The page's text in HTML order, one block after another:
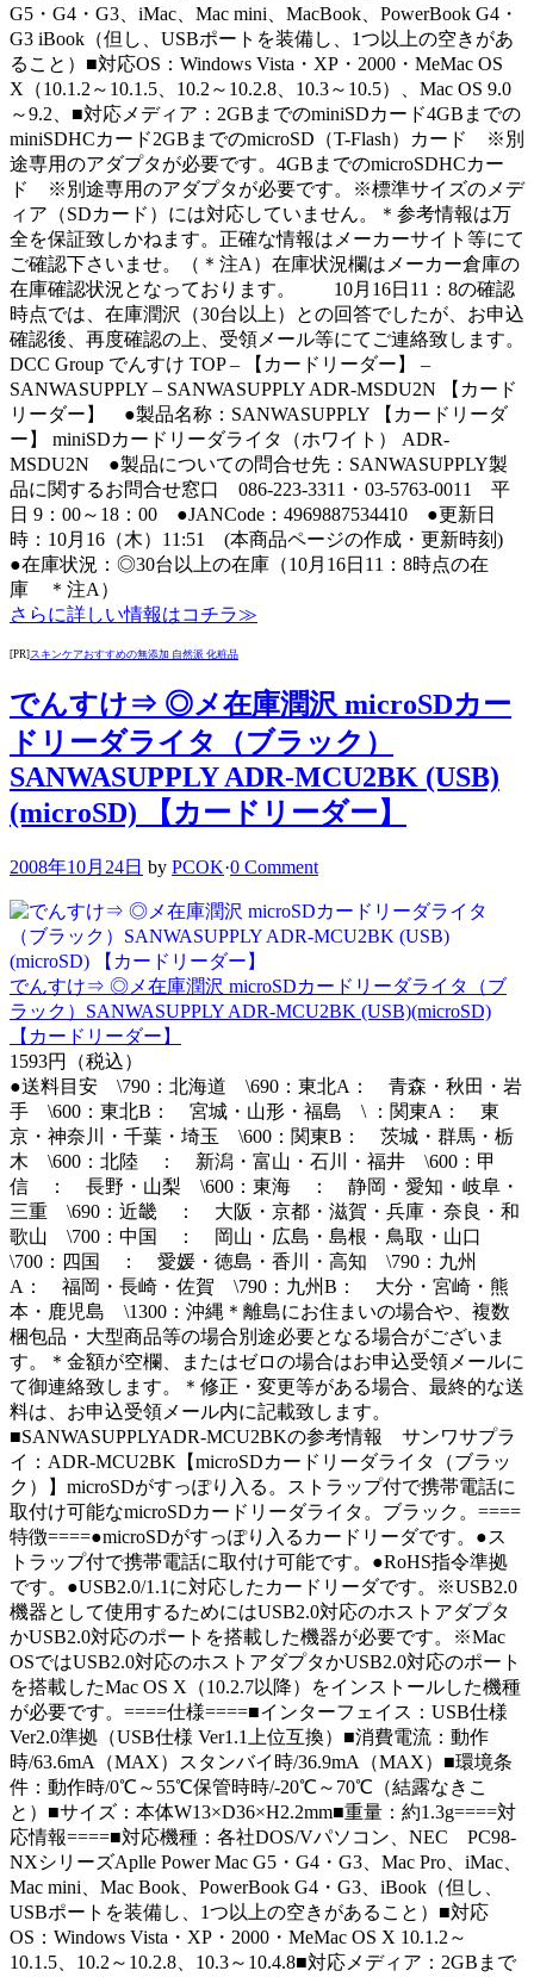
G5・G4・G3、iMac、Mac mini、MacBook、PowerBook G4・
G3 iBook（但し、USBポートを装備し、1つ以上の空きがあ
ること）■対応OS：Windows Vista・XP・2000・MeMac OS
X（10.1.2～10.1.5、10.2～10.2.8、10.3～10.5）、Mac OS 9.0
～9.2、■対応メディア：2GBまでのminiSDカード4GBまでの
miniSDHCカード2GBまでのmicroSD（T-Flash）カード ※別
途専用のアダプタが必要です。4GBまでのmicroSDHCカー
ド ※別途専用のアダプタが必要です。※標準サイズのメデ
ィア（SDカード）には対応していません。＊参考情報は万
全を保証致しかねます。正確な情報はメーカーサイト等にて
ご確認下さいませ。（＊注A）在庫状況欄はメーカー倉庫の
在庫確認状況となっております。 10月16日11：8の確認
時点では、在庫潤沢（30台以上）との回答でしたが、お申込
確認後、再度確認の上、受領メール等にてご連絡致します。
DCC Group でんすけ TOP – 【カードリーダー】 –
SANWASUPPLY – SANWASUPPLY ADR-MSDU2N 【カード
リーダー】 ●製品名称：SANWASUPPLY 【カードリーダ
ー】 miniSDカードリーダライタ（ホワイト） ADR-
MSDU2N ●製品についての問合せ先：SANWASUPPLY製
品に関するお問合せ窓口 086-223-3311・03-5763-0011 平
日 9：00～18：00 ●JANCode：4969887534410 ●更新日
時：10月16（木）11:51 (本商品ページの作成・更新時刻)
●在庫状況：◎30台以上の在庫（10月16日11：8時点の在
庫 ＊注A）
さらに詳しい情報はコチラ≫
[PR] スキンケアおすすめの無添加 自然派 化粧品
でんすけ⇒ ◎メ在庫潤沢 microSDカー
ドリーダライタ（ブラック）
SANWASUPPLY ADR-MCU2BK (USB)
(microSD) 【カードリーダー】
2008年10月24日 by PCOK·0 Comment
でんすけ⇒ ◎メ在庫潤沢 microSDカードリーダライタ（ブ
ラック）SANWASUPPLY ADR-MCU2BK (USB)(microSD)
【カードリーダー】
1593円（税込）
●送料目安 \790：北海道 \690：東北A： 青森・秋田・岩
手 \600：東北B： 宮城・山形・福島 \ ：関東A： 東
京・神奈川・千葉・埼玉 \600：関東B： 茨城・群馬・栃
木 \600：北陸 ： 新潟・富山・石川・福井 \600：甲
信 ： 長野・山梨 \600：東海 ： 静岡・愛知・岐阜・
三重 \690：近畿 ： 大阪・京都・滋賀・兵庫・奈良・和
歌山 \700：中国 ： 岡山・広島・島根・鳥取・山口
\700：四国 ： 愛媛・徳島・香川・高知 \790：九州
A： 福岡・長崎・佐賀 \790：九州B： 大分・宮崎・熊
本・鹿児島 \1300：沖縄＊離島にお住まいの場合や、複数
梱包品・大型商品等の場合別途必要となる場合がございま
す。＊金額が空欄、またはゼロの場合はお申込受領メールに
て御連絡致します。＊修正・変更等がある場合、最終的な送
料は、お申込受領メール内に記載致します。
■SANWASUPPLYADR-MCU2BKの参考情報 サンワサプラ
イ：ADR-MCU2BK【microSDカードリーダライタ（ブラッ
ク）】microSDがすっぽり入る。ストラップ付で携帯電話に
取付け可能なmicroSDカードリーダライタ。ブラック。====
特徴====●microSDがすっぽり入るカードリーダです。●ス
トラップ付で携帯電話に取付け可能です。●RoHS指令準拠
です。●USB2.0/1.1に対応したカードリーダです。※USB2.0
機器として使用するためにはUSB2.0対応のホストアダプタ
かUSB2.0対応のポートを搭載した機器が必要です。※Mac
OSではUSB2.0対応のホストアダプタかUSB2.0対応のポート
を搭載したMac OS X（10.2.7以降）をインストールした機種
が必要です。====仕様====■インターフェイス：USB仕様
Ver2.0準拠（USB仕様 Ver1.1上位互換）■消費電流：動作
時/63.6mA（MAX）スタンバイ時/36.9mA（MAX）■環境条
件：動作時/0℃～55℃保管時時/-20℃～70℃（結露なきこ
と）■サイズ：本体W13×D36×H2.2mm■重量：約1.3g====対
応情報====■対応機種：各社DOS/Vパソコン、NEC PC98-
NXシリーズAplle Power Mac G5・G4・G3、Mac Pro、iMac、
Mac mini、Mac Book、PowerBook G4・G3、iBook（但し、
USBポートを装備し、1つ以上の空きがあること）■対応
OS：Windows Vista・XP・2000・MeMac OS X 10.1.2～
10.1.5、10.2～10.2.8、10.3～10.4.8■対応メディア：2GBまで